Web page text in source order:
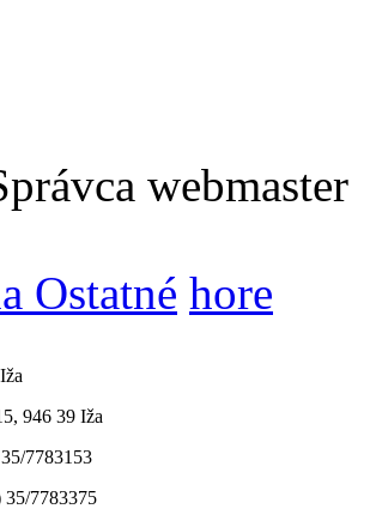
webmaster
Ostatné hore
946 39 Iža
7783153
35/7783375